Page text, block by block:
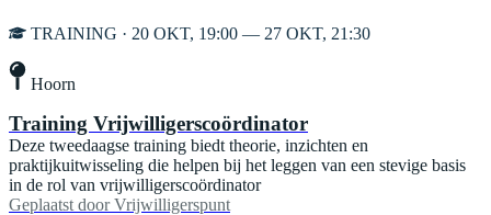
TRAINING · 20 OKT, 19:00 — 27 OKT, 21:30
Hoorn
Training Vrijwilligerscoördinator
Deze tweedaagse training biedt theorie, inzichten en
praktijkuitwisseling die helpen bij het leggen van een stevige basis
in de rol van vrijwilligerscoördinator
Geplaatst door Vrijwilligerspunt